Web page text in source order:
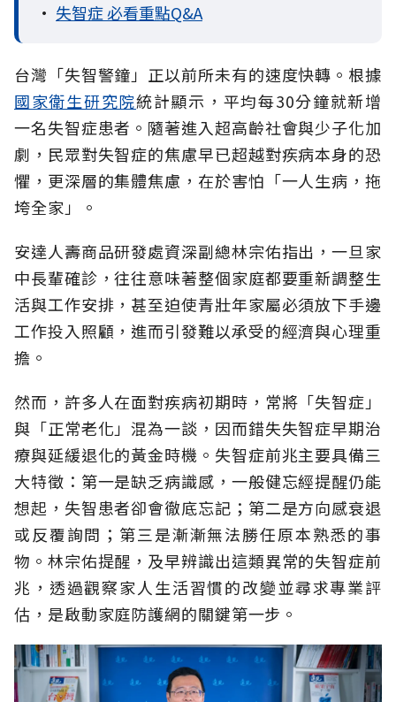
• 失智症 必看重點Q&A
台灣「失智警鐘」正以前所未有的速度快轉。根據
國家衛生研究院統計顯示，平均每30分鐘就新增
一名失智症患者。隨著進入超高齡社會與少子化加
劇，民眾對失智症的焦慮早已超越對疾病本身的恐
懼，更深層的集體焦慮，在於害怕「一人生病，拖
垮全家」。
安達人壽商品研發處資深副總林宗佑指出，一旦家
中長輩確診，往往意味著整個家庭都要重新調整生
活與工作安排，甚至迫使青壯年家屬必須放下手邊
工作投入照顧，進而引發難以承受的經濟與心理重
擔。
然而，許多人在面對疾病初期時，常將「失智症」
與「正常老化」混為一談，因而錯失失智症早期治
療與延緩退化的黃金時機。失智症前兆主要具備三
大特徵：第一是缺乏病識感，一般健忘經提醒仍能
想起，失智患者卻會徹底忘記；第二是方向感衰退
或反覆詢問；第三是漸漸無法勝任原本熟悉的事
物。林宗佑提醒，及早辨識出這類異常的失智症前
兆，透過觀察家人生活習慣的改變並尋求專業評
估，是啟動家庭防護網的關鍵第一步。